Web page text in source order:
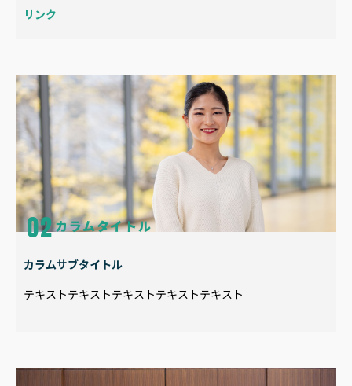
リンク
カラムタイトル
カラムサブタイトル
テキストテキストテキストテキストテキスト